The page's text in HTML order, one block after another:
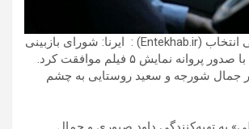
پایگاه خبری تحلیلی انتخاب (Entekhab.ir) : ایرنا: شورای بازبینی
با صدور پروانه نمایش ۵ فیلم موافقت کرد.
جمال شورجه و سعید روستایی به چشم